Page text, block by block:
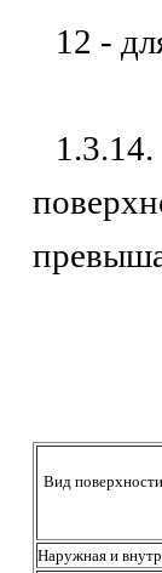
12 -
Вид
Наружная и